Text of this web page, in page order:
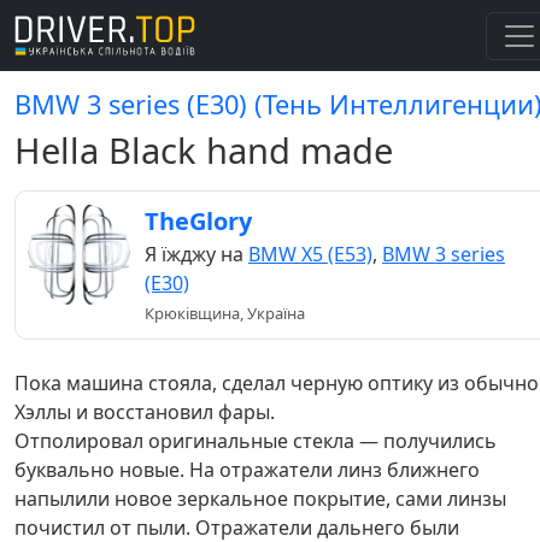
BMW 3 series (E30) (Тень
Hella Black hand made
TheGlory
Я їжджу на BMW X5 (E53), BMW 3 series
(E30)
Крюківщина, Україна
Пока машина стояла, сделал черную оптику из
Хэллы и восстановил фары.
Отполировал оригинальные стекла — получились
буквально новые. На отражатели линз ближнего
напылили новое зеркальное покрытие, сами линзы
почистил от пыли. Отражатели дальнего были